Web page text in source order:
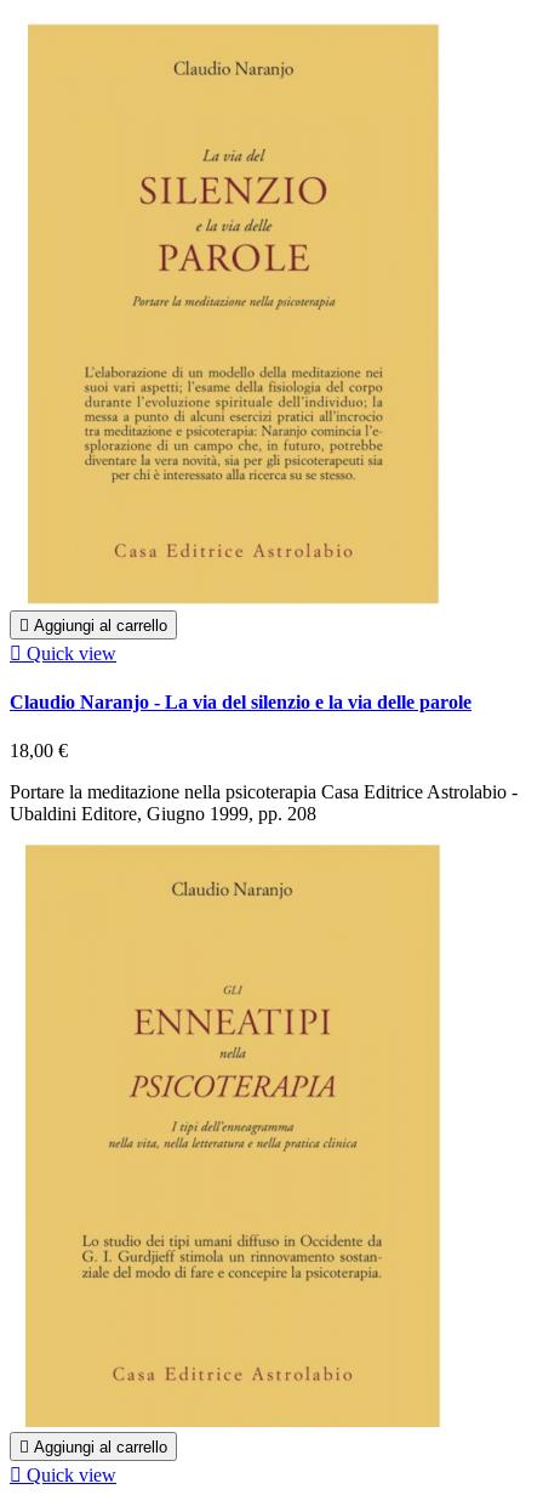
 Aggiungi al carrello
 Quick view
Claudio Naranjo - La via del silenzio e la via delle parole
18,00 €
Portare la meditazione nella psicoterapia Casa Editrice Astrolabio -
Ubaldini Editore, Giugno 1999, pp. 208
 Aggiungi al carrello
 Quick view